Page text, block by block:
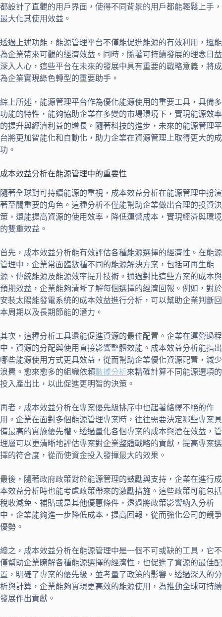
都設計了直觀的用戶界面，使得不同背景的用戶都能輕鬆上手，
最大化其使用效益。
透過上述功能，能源管理平台不僅能促進能源的有效利用，還能
為企業帶來可觀的經濟效益。同時，隨著可持續發展的理念日益
深入人心，這些平台在未來的發展中具有重要的戰略意義，將成
為企業實現綠色轉型的重要助手。
綜上所述，能源管理平台作為優化能源使用的重要工具，具備多
功能的特性，能夠協助企業在多變的市場環境下，實現能源效率
的提升與經濟利益的增長。隨著科技的進步，未來的能源管理平
台將更加智能化和自動化，助力企業在資源管理上取得更大的成
功。
成本效益分析在能源管理中的重要性
隨著全球對可持續能源的重視，成本效益分析在能源管理中扮演
著至關重要的角色。這種分析不僅能幫助企業做出合理的投資決
策，還能提高資源的使用效率，降低運營成本，實現經濟與環境
的雙重效益。
首先，成本效益分析能有效評估各種能源選擇的經濟性。在能源
管理中，企業常面臨數種不同的能源解決方案，包括可再生能
源、傳統能源及能源效率提升技術。通過對比這些方案的成本與
預期效益，企業能夠清晰了解每個選擇的經濟回報。例如，對於
安裝太陽能發電系統的成本效益進行分析，可以幫助企業判斷回
本周期以及長期節能的潛力。
其次，這種分析工具還能促進資源的最佳配置。企業在運營過程
中，資源的分配與使用直接影響整體效能。成本效益分析能指出
哪些能源使用方式更具效益，從而幫助企業優化資源配置，減少
浪費。愈來愈多的組織依賴數據分析來精確計算不同能源選項的
投入產出比，以此促進更明智的決策。
再者，成本效益分析在專案優先級排序中也起著絡繹不絕的作
用。企業在面對多個能源管理專案時，往往需要決定哪些專案具
備最高的實施優先權。透過量化各個專案的成本與潛在效益，管
理層可以更清晰地評估專案對企業整體戰略的貢獻，提高專案選
擇的符合度，從而使資金投入發揮最大的效果。
最後，隨著政府政策對於能源管理的鼓勵與支持，企業在進行成
本效益分析時也能考慮政策帶來的激勵措施。這些政策可能包括
稅收減免、補貼或是其他優惠條件，透過將政策影響納入分析
中，企業能夠進一步降低成本，提高回報，從而強化公司的競爭
優勢。
總之，成本效益分析在能源管理中是一個不可或缺的工具，它不
僅幫助企業瞭解各種能源選擇的經濟性，也促進了資源的最佳配
置，明確了專案的優先級，並考量了政策的影響。透過深入的分
析與計算，企業能夠實現更高效的能源使用，為推動全球可持續
發展作出貢獻。